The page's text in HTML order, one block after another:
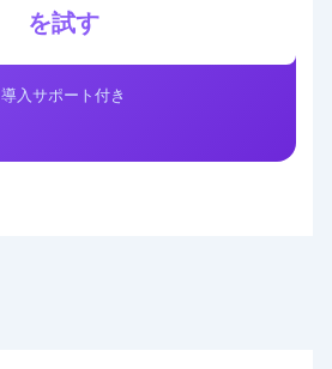
を試す
導入サポート付き